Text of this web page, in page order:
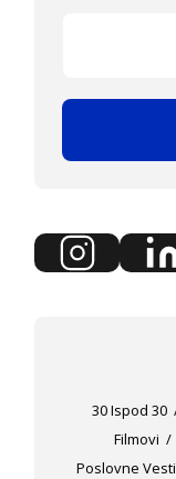
30 Ispod 30
Filmovi
Poslovne Vesti